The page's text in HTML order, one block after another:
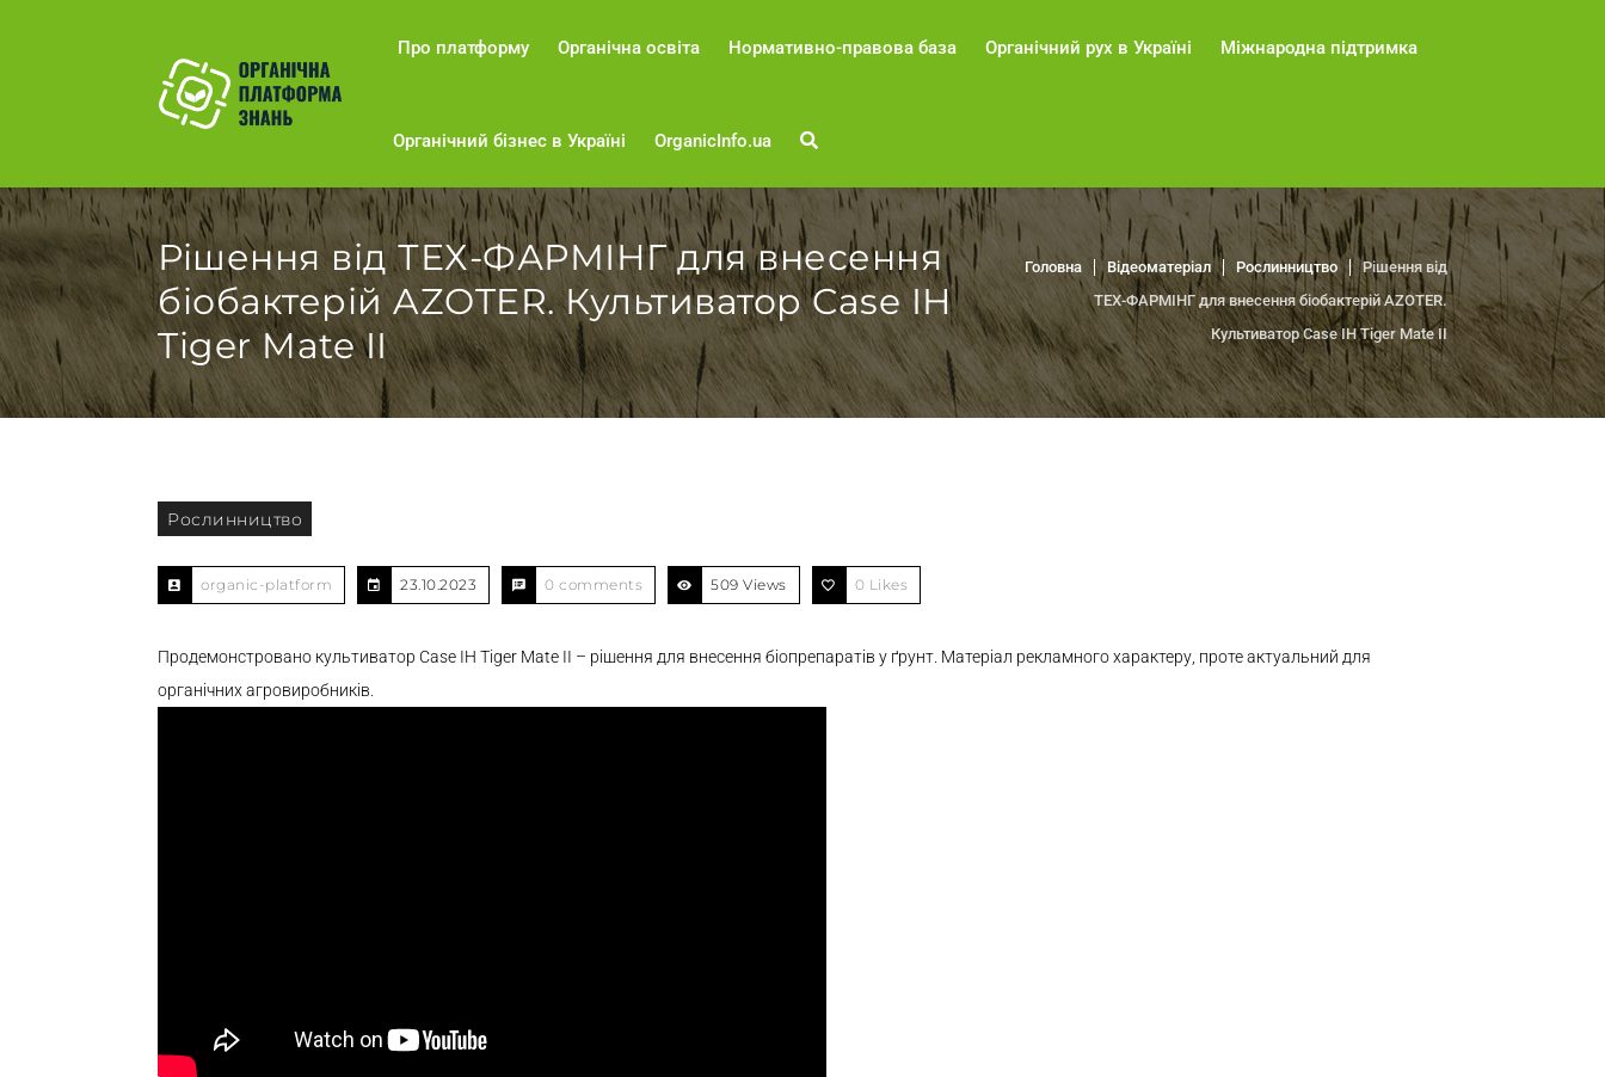
Про платформу Органічна освіта Нормативно-правова база Органічний рух в Україні Міжнародна підтримка
Органічний бізнес в Україні OrganicInfo.ua
Рішення від ТЕХ-ФАРМІНГ для внесення
біобактерій AZOTER. Культиватор Case IH
Tiger Mate II
Головна Відеоматеріал Рослинництво
Рішення від
ТЕХ-ФАРМІНГ для внесення біобактерій AZOTER.
Культиватор Case IH Tiger Mate II
Рослинництво
organic-platform 23.10.2023 0 comments 509 Views 0 Likes
Продемонстровано культиватор Case IH Tiger Mate II – рішення для внесення біопрепаратів у ґрунт. Матеріал рекламного характеру, проте актуальний для
органічних агровиробників.